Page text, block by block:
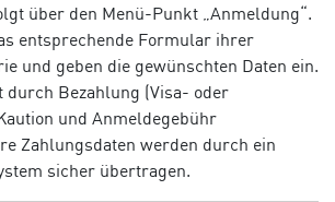
über den Menü-Punkt „Anmeldung“.
entsprechende Formular ihrer
und geben die gewünschten Daten ein.
durch Bezahlung (Visa- oder
und Anmeldegebühr
Zahlungsdaten werden durch ein
sicher übertragen.